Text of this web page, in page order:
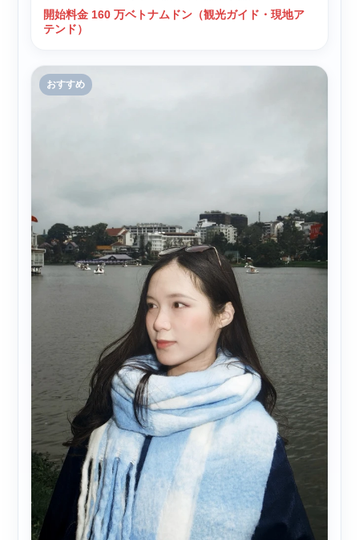
開始料金 160 万ベトナムドン（観光ガイド・現地ア
テンド）
おすすめ